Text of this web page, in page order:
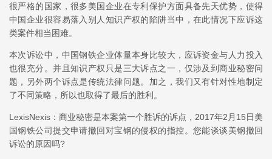
很严格的国家，很多美国企业在专利保护方面具备先天优势，使得
中国企业很容易落入别人知识产权的陷阱当中，在此情况下应诉这
类案件相当困难。
本次诉讼中，中国钢铁企业体量本身比较大，应诉资金与人力投入
也很充分。并且知识产权只是三大诉点之一，仅涉及到商业秘密问
题，另外两个诉点是传统法律问题。加之，我们又有针对性地制定
了不同策略，所以也取得了最后的胜利。
LexisNexis：商业秘密是本案第一个胜诉的诉点，2017年2月15日美
国钢铁公司提交申请撤回对宝钢的侵权的指控。您能谈谈美钢撤回
诉讼的原因吗?